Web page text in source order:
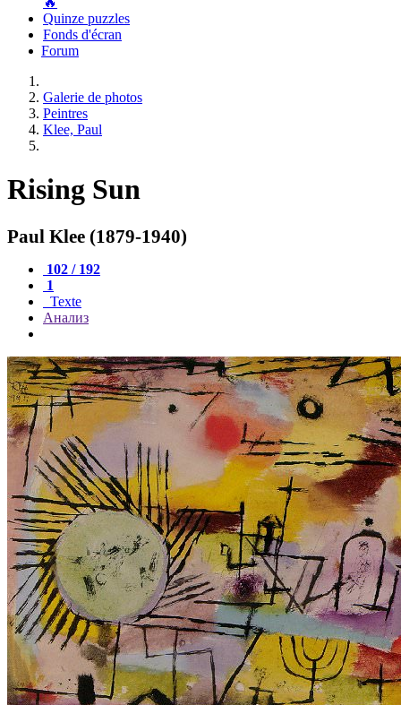
Quinze puzzles
Fonds d'écran
Forum
Galerie de photos
Peintres
Klee, Paul
Rising Sun
Paul Klee (1879-1940)
102 / 192
1
Texte
Анализ